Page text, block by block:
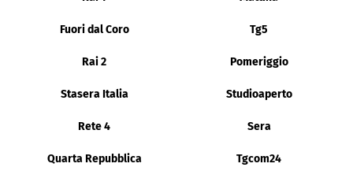
Fuori dal Coro Tg5
Rai 2 Pomeriggio
Stasera Italia Studioaperto
Rete 4 Sera
Quarta Repubblica Tgcom24